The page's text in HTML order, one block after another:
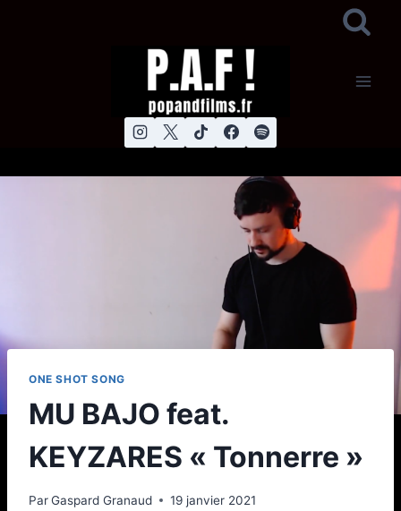
ONE SHOT SONG
MU BAJO feat.
KEYZARES « Tonnerre »
ParGaspard Granaud 19 janvier 2021